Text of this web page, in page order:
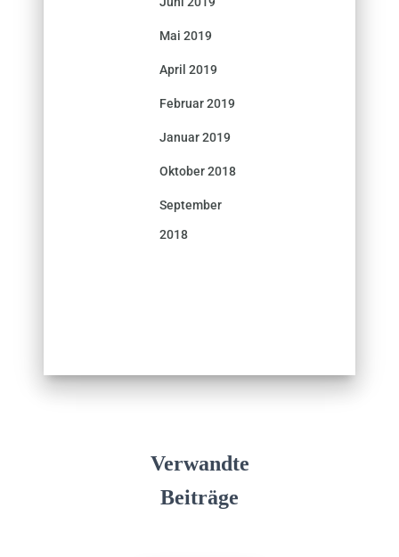
Mai 2019
April 2019
Februar 2019
Januar 2019
Oktober 2018
September
2018
Verwandte
Beiträge